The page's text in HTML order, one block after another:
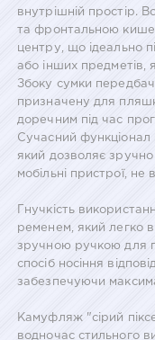
внутрішній простір.
та фронтальною
центру, що ідеально
або інших предметів,
Збоку сумки
призначену для
доречним під час
Сучасний
який дозволяє
мобільні пристрої, не
Гнучкість
ременем, який легко
зручною ручкою для
спосіб носіння
забезпечуючи
Камуфляж "сірий
водночас стильного